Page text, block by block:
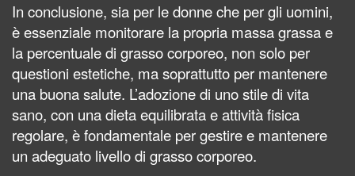
In conclusione, sia per le donne che per gli uomini,
è essenziale monitorare la propria massa grassa e
la percentuale di grasso corporeo, non solo per
questioni estetiche, ma soprattutto per mantenere
una buona salute. L’adozione di uno stile di vita
sano, con una dieta equilibrata e attività fisica
regolare, è fondamentale per gestire e mantenere
un adeguato livello di grasso corporeo.